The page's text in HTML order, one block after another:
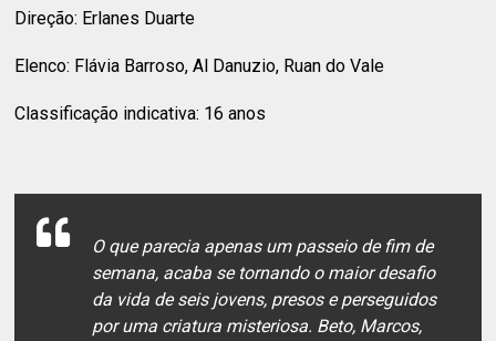
Direção: Erlanes Duarte
Elenco: Flávia Barroso, Al Danuzio, Ruan do Vale
Classificação indicativa: 16 anos
O que parecia apenas um passeio de fim de
semana, acaba se tornando o maior desafio
da vida de seis jovens, presos e perseguidos
por uma criatura misteriosa. Beto, Marcos,